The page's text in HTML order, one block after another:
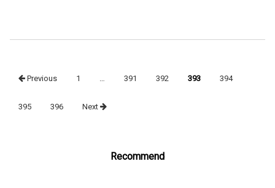
navigation
Previous 1 391 392 393 394
395 396 Next
Recommend